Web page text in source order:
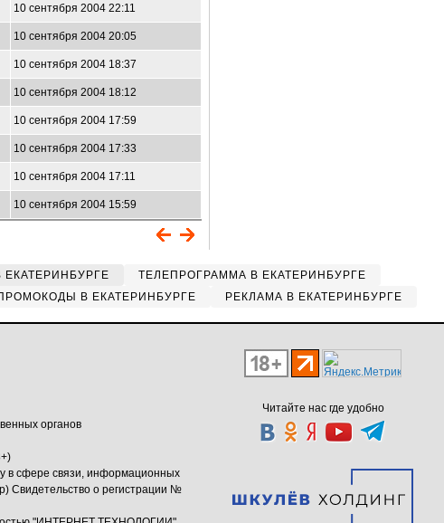
10 сентября 2004 22:11
10 сентября 2004 20:05
10 сентября 2004 18:37
10 сентября 2004 18:12
10 сентября 2004 17:59
10 сентября 2004 17:33
10 сентября 2004 17:11
10 сентября 2004 15:59
ТЕЛЕПРОГРАММА В ЕКАТЕРИНБУРГЕ
В ЕКАТЕРИНБУРГЕ РЕКЛАМА В ЕКАТЕРИНБУРГЕ
Читайте нас где удобно
органов
в сфере связи, информационных
Свидетельство о регистрации №